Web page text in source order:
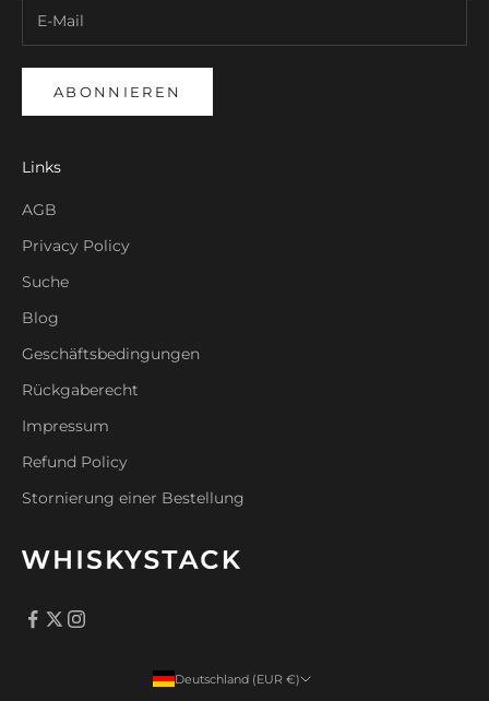
ABONNIEREN
Links
AGB
Privacy Policy
Suche
Blog
Geschäftsbedingungen
Rückgaberecht
Impressum
Refund Policy
Stornierung einer Bestellung
Deutschland (EUR €)